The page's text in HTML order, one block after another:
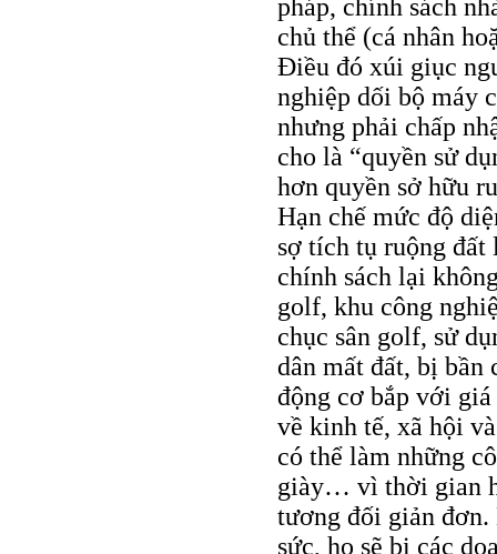
pháp, chính sách
chủ thể (cá nhân
Điều đó xúi giục
nghiệp dối bộ máy
nhưng phải chấp
cho là “quyền sử
hơn quyền sở hữu
Hạn chế mức độ
sợ tích tụ ruộng đất
chính sách lại
golf, khu công
chục sân golf, sử
dân mất đất, bị bần
động cơ bắp với
về kinh tế, xã hội
có thể làm những
giày… vì thời gian
tương đối giản
sức, họ sẽ bị các